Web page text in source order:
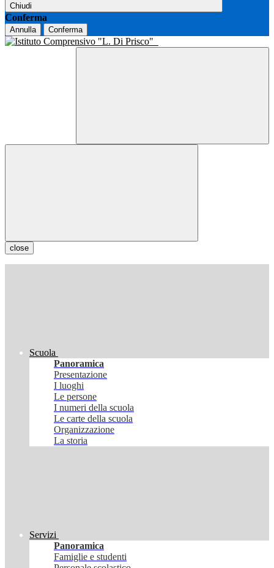
Chiudi
Conferma
Annulla Conferma
close
Scuola
Panoramica
Presentazione
I luoghi
Le persone
I numeri della scuola
Le carte della scuola
Organizzazione
La storia
Servizi
Panoramica
Famiglie e studenti